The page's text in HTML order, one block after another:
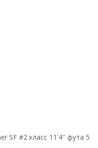
SF #2 класс 11'4'' фута 5